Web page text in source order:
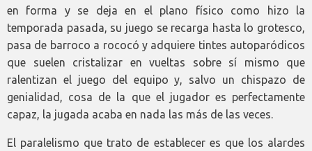
en forma y se deja en el plano físico como hizo la
temporada pasada, su juego se recarga hasta lo grotesco,
pasa de barroco a rococó y adquiere tintes autoparódicos
que suelen cristalizar en vueltas sobre sí mismo que
ralentizan el juego del equipo y, salvo un chispazo de
genialidad, cosa de la que el jugador es perfectamente
capaz, la jugada acaba en nada las más de las veces.
El paralelismo que trato de establecer es que los alardes